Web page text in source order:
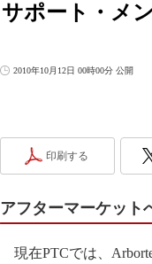
サポート・メ
2010年10月12日 00時00分 公開
印刷する
アフターマーケット
現在PTCでは、